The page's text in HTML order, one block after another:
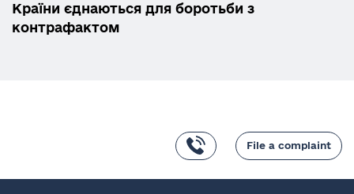
Країни єднаються для боротьби з
контрафактом
File a complaint